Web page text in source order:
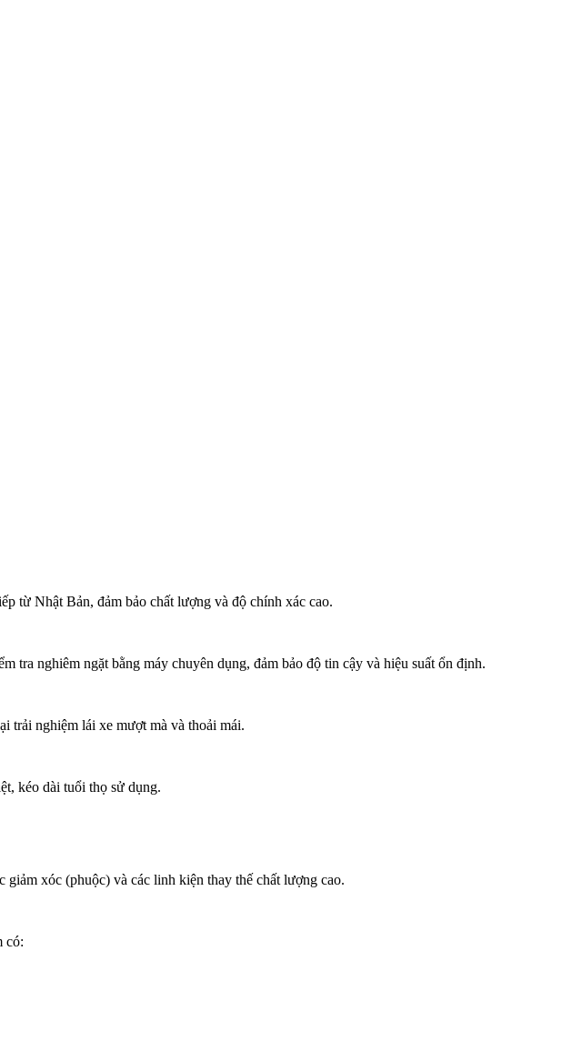
từ Nhật Bản, đảm bảo chất lượng và độ chính xác cao.
tra nghiêm ngặt bằng máy chuyên dụng, đảm bảo độ tin cậy và hiệu suất ổn định.
trải nghiệm lái xe mượt mà và thoải mái.
kéo dài tuổi thọ sử dụng.
xóc (phuộc) và các linh kiện thay thế chất lượng cao.
có: